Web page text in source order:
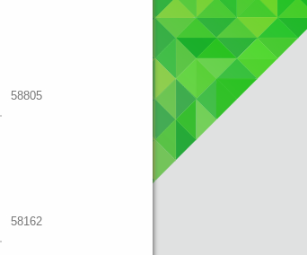
58805
58162